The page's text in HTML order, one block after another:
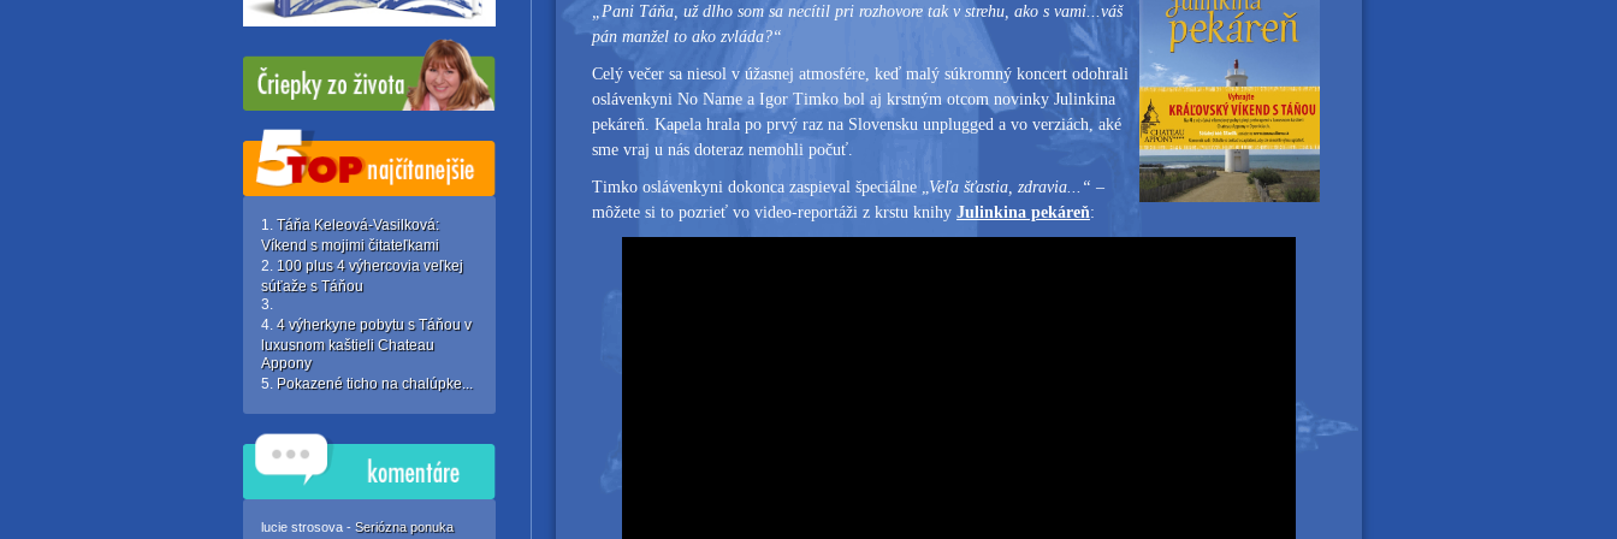
Táňa Keleová-Vasilková:
Víkend s mojimi čitateľkami
100 plus 4 výhercovia veľkej
súťaže s Táňou
4 výherkyne pobytu s Táňou v
luxusnom kaštieli Chateau
Appony
Pokazené ticho na chalúpke...
lucie strosova - Seriózna ponuka
„Pani Táňa, už dlho som sa necítil pri rozhovore tak v strehu, ako s vami...váš
pán manžel to ako zvláda?“
Celý večer sa niesol v úžasnej atmosfére, keď malý súkromný koncert odohrali
oslávenkyni No Name a Igor Timko bol aj krstným otcom novinky Julinkina
pekáreň. Kapela hrala po prvý raz na Slovensku unplugged a vo verziách, aké
sme vraj u nás doteraz nemohli počuť.
Timko oslávenkyni dokonca zaspieval špeciálne „Veľa šťastia, zdravia...“ –
môžete si to pozrieť vo video-reportáži z krstu knihy Julinkina pekáreň: